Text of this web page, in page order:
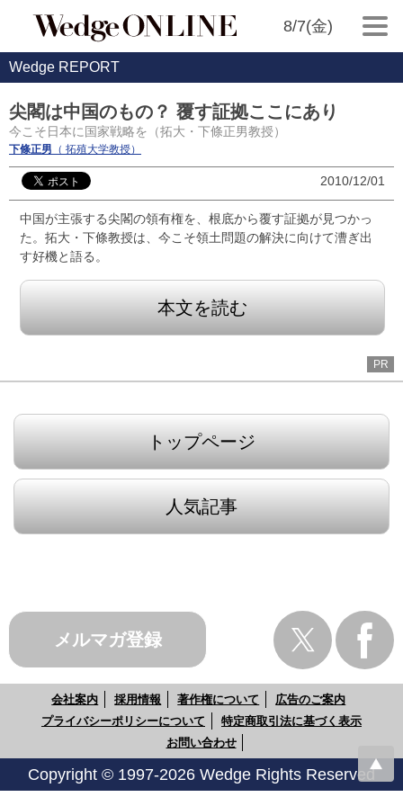
8/7(金)
Wedge REPORT
尖閣は中国のもの？ 覆す証拠ここにあり
今こそ日本に国家戦略を（拓大・下條正男教授）
下條正男 （ 拓殖大学教授）
2010/12/01
中国が主張する尖閣の領有権を、根底から覆す証拠が見つかっ
た。拓大・下條教授は、今こそ領土問題の解決に向けて漕ぎ出
す好機と語る。
本文を読む
PR
トップページ
人気記事
メルマガ登録
会社案内 採用情報 著作権について
広告のご案内
プライバシーポリシーについて
特定商取引法に基づく表示
お問い合わせ
Copyright © 1997-2026 Wedge Rights Reserved